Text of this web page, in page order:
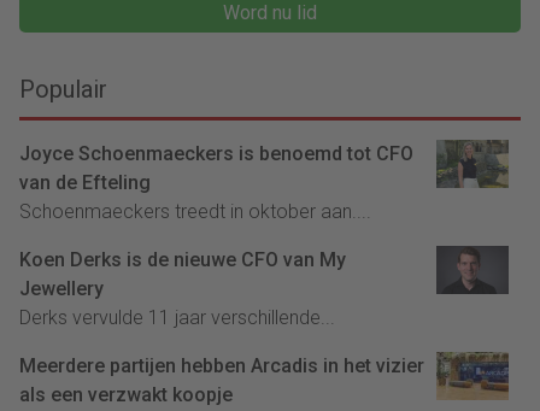
Word nu lid
Populair
Joyce Schoenmaeckers is benoemd tot CFO
van de Efteling
Schoenmaeckers treedt in oktober aan....
Koen Derks is de nieuwe CFO van My
Jewellery
Derks vervulde 11 jaar verschillende...
Meerdere partijen hebben Arcadis in het vizier
als een verzwakt koopje